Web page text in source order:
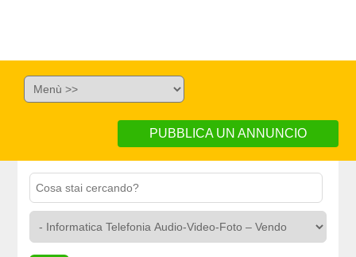
PUBBLICA UN ANNUNCIO